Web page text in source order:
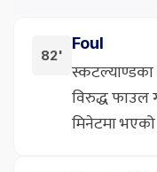
82'
Foul
स्कटल्याण्डका
विरुद्ध फाउल
मिनेटमा भएको